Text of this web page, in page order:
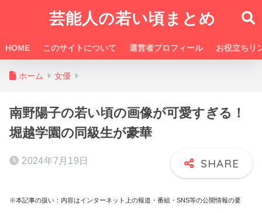
芸能人の若い頃まとめ
HOME このサイトについて 運営者プロフィール お役立ちリ
ホーム 女優
南野陽子の若い頃の画像が可愛すぎる！
堀越学園の同級生が豪華
2024年7月19日
※本記事の扱い：内容はインターネット上の報道・番組・SNS等の公開情報の要